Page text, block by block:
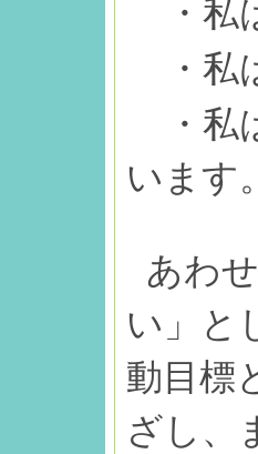
・
・
・
います
あわ
い」と
動目標
ざし、